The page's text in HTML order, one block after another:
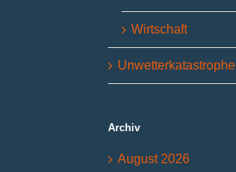
Wirtschaft
Unwetterkatastrophe
Archiv
August 2026